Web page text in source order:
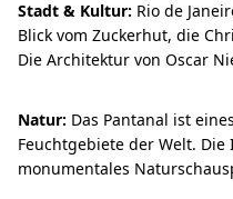
Stadt & Kultur: Rio de
Blick vom Zuckerhut, die
Die Architektur von Oscar
Natur: Das Pantanal ist
Feuchtgebiete der Welt.
monumentales